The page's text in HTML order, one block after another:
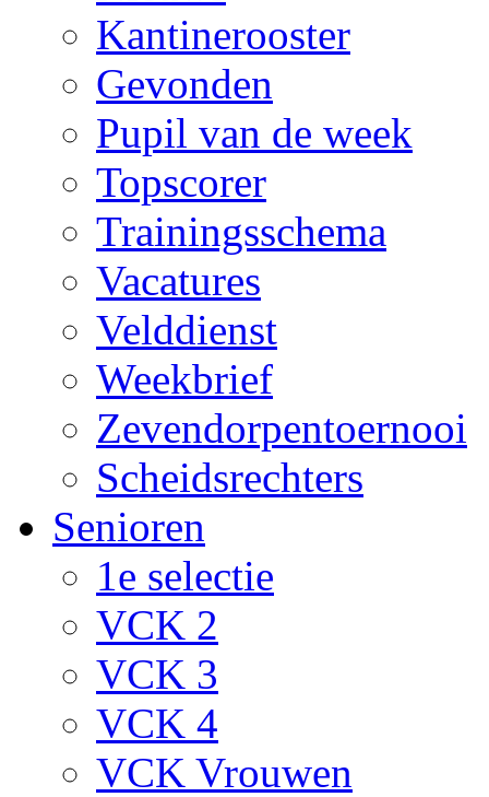
Kantinerooster
Gevonden
Pupil van de week
Topscorer
Trainingsschema
Vacatures
Velddienst
Weekbrief
Zevendorpentoernooi
Scheidsrechters
Senioren
1e selectie
VCK 2
VCK 3
VCK 4
VCK Vrouwen